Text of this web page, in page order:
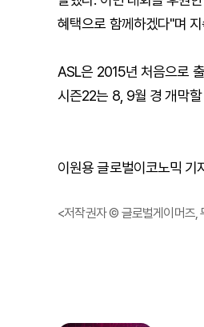
혜택으로 함께하겠다"며
ASL은 2015년 처음으로
시즌22는 8, 9월 경 개막할
이원용 글로벌이코노믹
<저작권자 © 글로벌게이머즈,